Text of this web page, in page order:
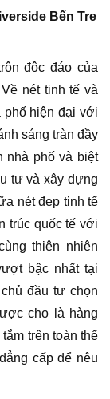
Bến Tre
độc đáo của
nét tinh tế và
phố hiện đại với
sáng tràn đầy
nhà phố và biệt
tư và xây dựng
nét đẹp tinh tế
trúc quốc tế với
thiên nhiên
bậc nhất tại
đầu tư chọn
cho là hàng
trên toàn thế
cấp để nêu